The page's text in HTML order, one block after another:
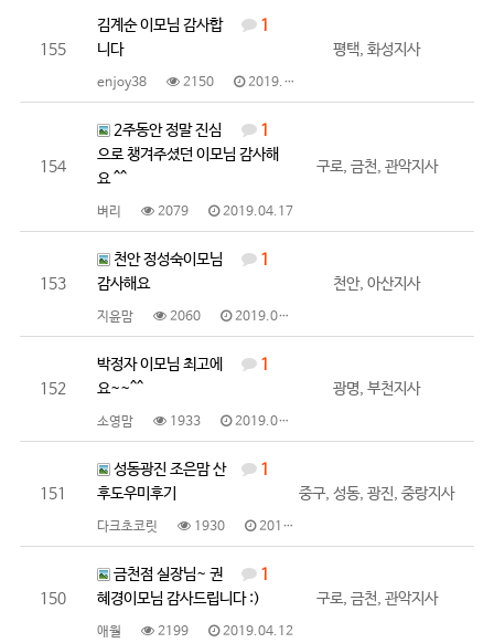
155
1
김계순 이모님 감사합
니다
enjoy38 2150 2019.04.18
평택, 화성지사
154
1
2주동안 정말 진심
으로 챙겨주셨던 이모님 감사해
요 ^^
벼리 2079 2019.04.17
구로, 금천, 관악지사
153
1
천안 정성숙이모님
감사해요
지윤맘 2060 2019.04.16
천안, 아산지사
152
1
박정자 이모님 최고에
요~~^^
소영맘 1933 2019.04.16
광명, 부천지사
151
1
성동광진 조은맘 산
후도우미후기
다크초코릿 1930 2019.04.12
중구, 성동, 광진, 중랑지사
150
1
금천점 실장님~ 권
혜경이모님 감사드립니다 :)
애월 2199 2019.04.12
구로, 금천, 관악지사